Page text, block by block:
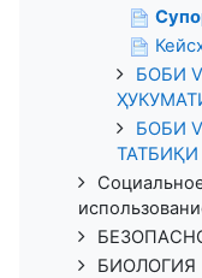
БОБИ
БОБИ
ТАТБИҚИ
БИОЛОГИЯ